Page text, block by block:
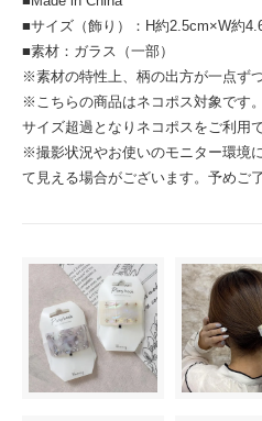
■サイズ（飾り）：H約2.5cm×W約
■素材：ガラス（一部）
※素材の特性上、柄の出方が一点ず
※こちらの商品はネコポス対象です
サイズ超過となりネコポスをご利用
※撮影状況やお使いのモニター環境
て見える場合がございます。予めご